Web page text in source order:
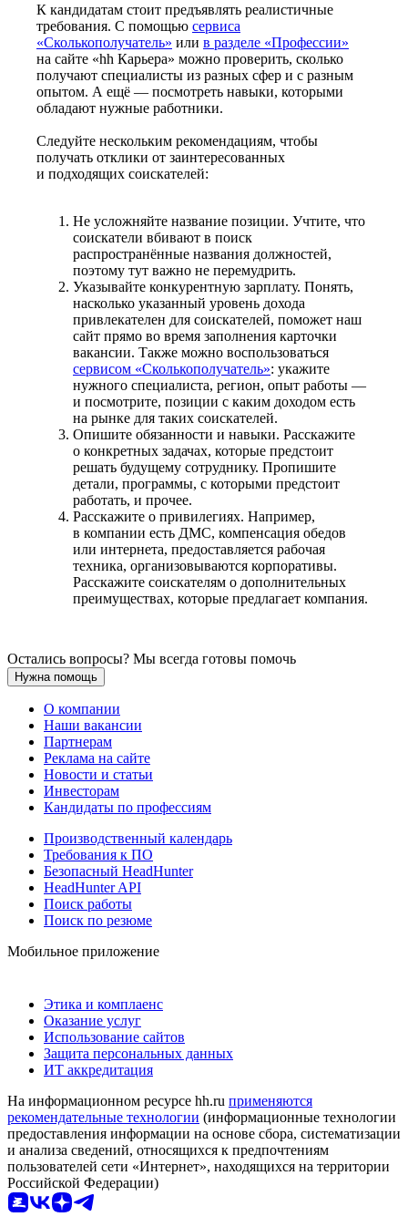
К кандидатам стоит предъявлять реалистичные
требования. С помощью сервиса
«Сколькополучатель» или в разделе «Профессии»
на сайте «hh Карьера» можно проверить, сколько
получают специалисты из разных сфер и с разным
опытом. А ещё — посмотреть навыки, которыми
обладают нужные работники.
Следуйте нескольким рекомендациям, чтобы
получать отклики от заинтересованных
и подходящих соискателей:
Не усложняйте название позиции. Учтите, что
соискатели вбивают в поиск
распространённые названия должностей,
поэтому тут важно не перемудрить.
Указывайте конкурентную зарплату. Понять,
насколько указанный уровень дохода
привлекателен для соискателей, поможет наш
сайт прямо во время заполнения карточки
вакансии. Также можно воспользоваться
сервисом «Сколькополучатель»: укажите
нужного специалиста, регион, опыт работы —
и посмотрите, позиции с каким доходом есть
на рынке для таких соискателей.
Опишите обязанности и навыки. Расскажите
о конкретных задачах, которые предстоит
решать будущему сотруднику. Пропишите
детали, программы, с которыми предстоит
работать, и прочее.
Расскажите о привилегиях. Например,
в компании есть ДМС, компенсация обедов
или интернета, предоставляется рабочая
техника, организовываются корпоративы.
Расскажите соискателям о дополнительных
преимуществах, которые предлагает компания.
Остались вопросы? Мы всегда готовы помочь
Нужна помощь
О компании
Наши вакансии
Партнерам
Реклама на сайте
Новости и статьи
Инвесторам
Кандидаты по профессиям
Производственный календарь
Требования к ПО
Безопасный HeadHunter
HeadHunter API
Поиск работы
Поиск по резюме
Мобильное приложение
Этика и комплаенс
Оказание услуг
Использование сайтов
Защита персональных данных
ИТ аккредитация
На информационном ресурсе hh.ru применяются
рекомендательные технологии (информационные технологии
предоставления информации на основе сбора, систематизации
и анализа сведений, относящихся к предпочтениям
пользователей сети «Интернет», находящихся на территории
Российской Федерации)